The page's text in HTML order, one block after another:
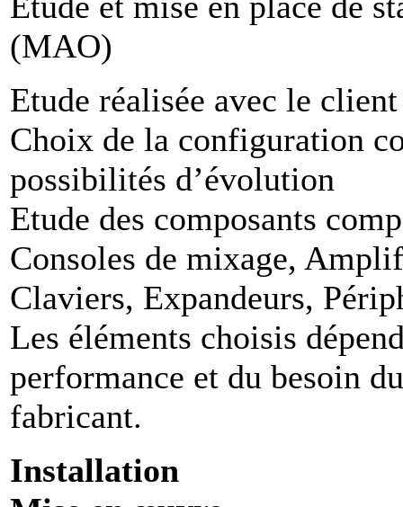
(MAO)
Etude réalisée avec le
Choix de la configuration
possibilités d’évolution
Etude des composants
Consoles de mixage,
Claviers, Expandeurs,
Les éléments choisis
performance et du besoin
fabricant.
Installation